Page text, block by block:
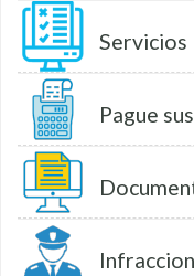
Servicios
Pague